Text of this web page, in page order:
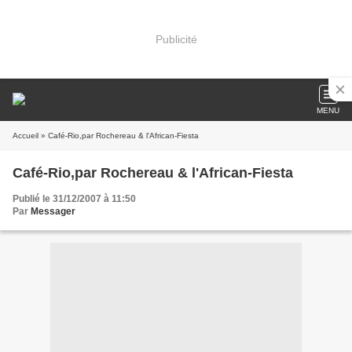
Publicité
MENU
Accueil » Café-Rio,par Rochereau & l'African-Fiesta
Café-Rio,par Rochereau & l'African-Fiesta
Publié le 31/12/2007 à 11:50
Par Messager